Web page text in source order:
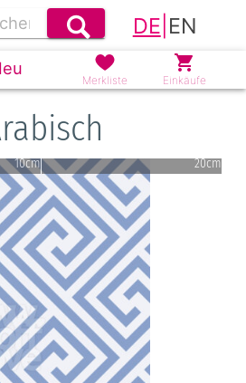
DE EN
Merkliste Einkäufe
10cm 20cm